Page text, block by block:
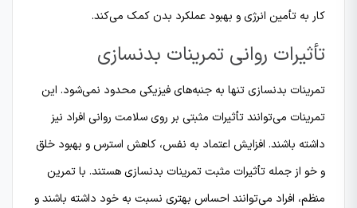
کار به تأمین انرژی و بهبود عملکرد بدن کمک می‌کند.
تأثیرات روانی تمرینات بدنسازی
تمرینات بدنسازی تنها به جنبه‌های فیزیکی محدود نمی‌شود. این
تمرینات می‌توانند تأثیرات مثبتی بر روی سلامت روانی افراد نیز
داشته باشند. افزایش اعتماد به نفس، کاهش استرس و بهبود خلق
و خو از جمله تأثیرات مثبت تمرینات بدنسازی هستند. با تمرین
منظم، افراد می‌توانند احساس بهتری نسبت به خود داشته باشند و